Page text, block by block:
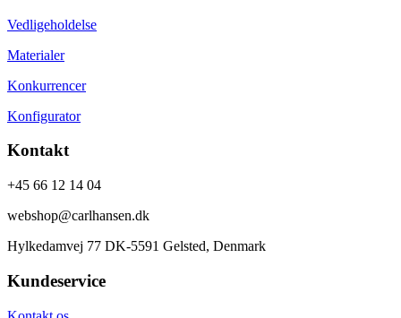
Vedligeholdelse
Materialer
Konkurrencer
Konfigurator
Kontakt
+45 66 12 14 04
webshop@carlhansen.dk
Hylkedamvej 77 DK-5591 Gelsted, Denmark
Kundeservice